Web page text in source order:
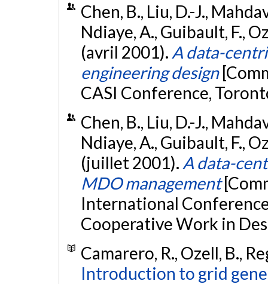
Chen, B., Liu, D.-J.,
Ndiaye, A., Guibault, F.,
(avril 2001). A data-
engineering design
CASI Conference,
Chen, B., Liu, D.-J.,
Ndiaye, A., Guibault, F.,
(juillet 2001). A data-
MDO management
International
Cooperative Work in
Camarero, R., Ozell, B.,
Introduction to grid